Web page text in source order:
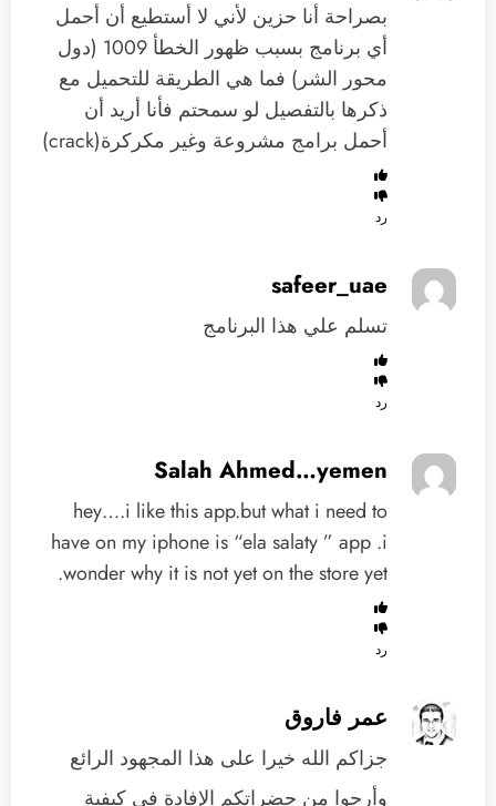
بصراحة أنا حزين لأني لا أستطيع أن أحمل
أي برنامج بسبب ظهور الخطأ 1009 (دول
محور الشر) فما هي الطريقة للتحميل مع
ذكرها بالتفصيل لو سمحتم فأنا أريد أن
أحمل برامج مشروعة وغير مكركرة(crack)
رد
safeer_uae
تسلم علي هذا البرنامج
رد
Salah Ahmed…yemen
hey….i like this app.but what i need to
have on my iphone is “ela salaty ” app .i
wonder why it is not yet on the store yet.
رد
عمر فاروق
جزاكم الله خيرا على هذا المجهود الرائع
وأرجوا من حضراتكم الإفادة في كيفية